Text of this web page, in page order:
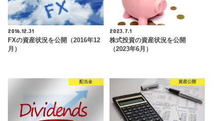
2016.12.31
FXの資産状況を公開（2016年12
月）
2023.7.1
株式投資の資産状況を公開
（2023年6月）
配当金 資産公開